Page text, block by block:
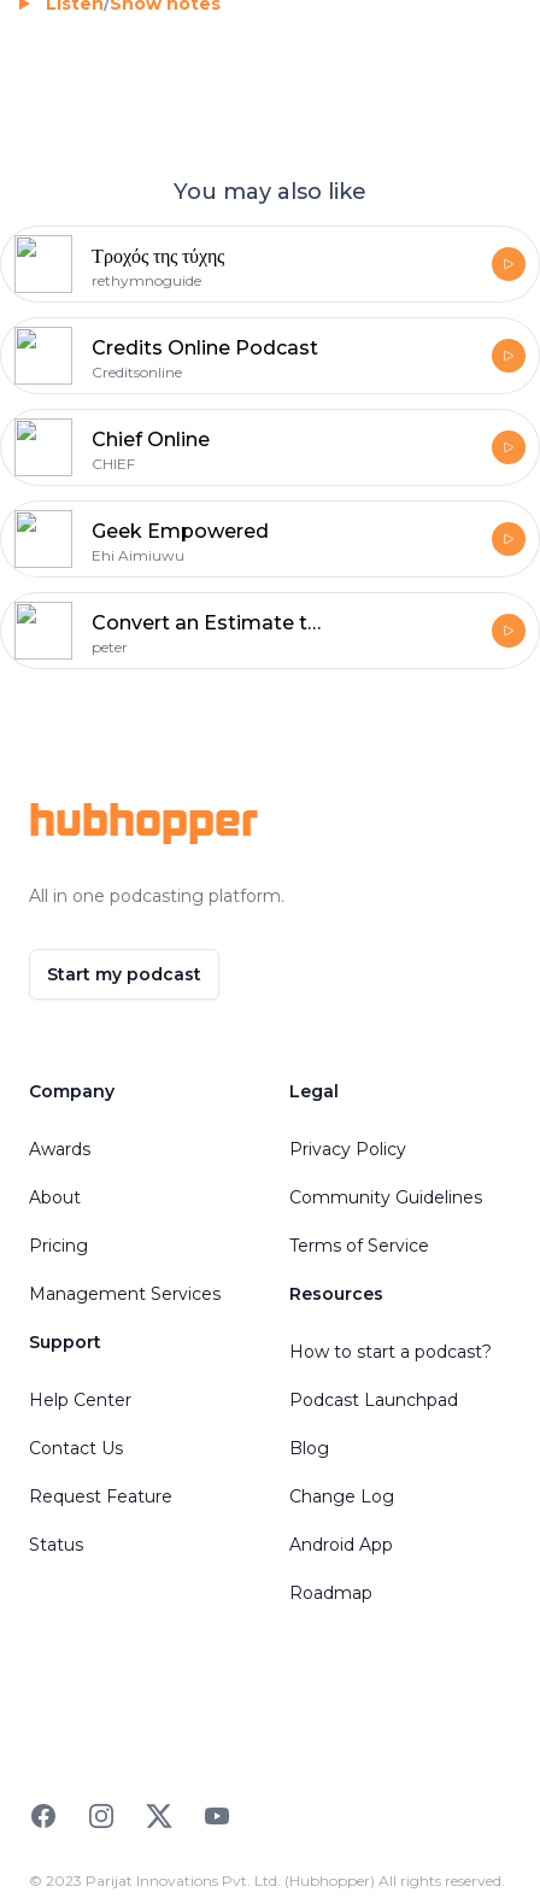
You may also like
Τροχός της τύχης
rethymnoguide
Сredits Online Podcast
Creditsonline
Chief Online
CHIEF
Geek Empowered
Ehi Aimiuwu
Convert an Estimate to an Invoice in QuickBooks Online
peter
hubhopper
All in one podcasting platform.
Start my podcast
Company
Awards
About
Pricing
Management Services
Support
Help Center
Contact Us
Request Feature
Status
Legal
Privacy Policy
Community Guidelines
Terms of Service
Resources
How to start a podcast?
Podcast Launchpad
Blog
Change Log
Android App
Roadmap
FacebookInstagramTwitterYouTube
© 2023 Parijat Innovations Pvt. Ltd. (Hubhopper) All rights reserved.